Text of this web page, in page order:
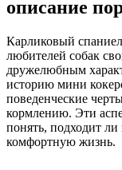
описание
Карликовый
любителей собак
дружелюбным
историю мини
поведенческие
кормлению. Эти
понять, подходит
комфортную жизнь.